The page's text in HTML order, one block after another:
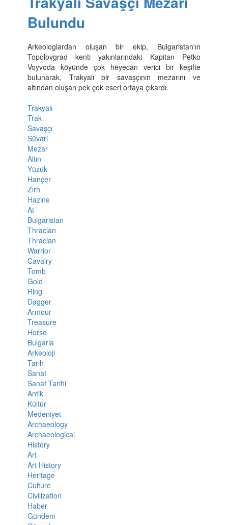
Bulundu
Arkeologlardan oluşan bir ekip, Bulgaristan'ın
Topolovgrad kenti yakınlarındaki Kapitan Petko
Voyvoda köyünde çok heyecan verici bir keşifte
bulunarak, Trakyalı bir savaşçının mezarını ve
altından oluşan pek çok eseri ortaya çıkardı.
Trakyalı
Trak
Savaşçı
Süvari
Mezar
Altın
Yüzük
Hançer
Zırh
Hazine
At
Bulgaristan
Thracian
Thracian
Warrior
Cavalry
Tomb
Gold
Ring
Dagger
Armour
Treasure
Horse
Bulgaria
Arkeoloji
Tarih
Sanat
Sanat Tarihi
Antik
Kültür
Medeniyet
Archaeology
Archaeological
History
Art
Art History
Heritage
Culture
Civilization
Haber
Gündem